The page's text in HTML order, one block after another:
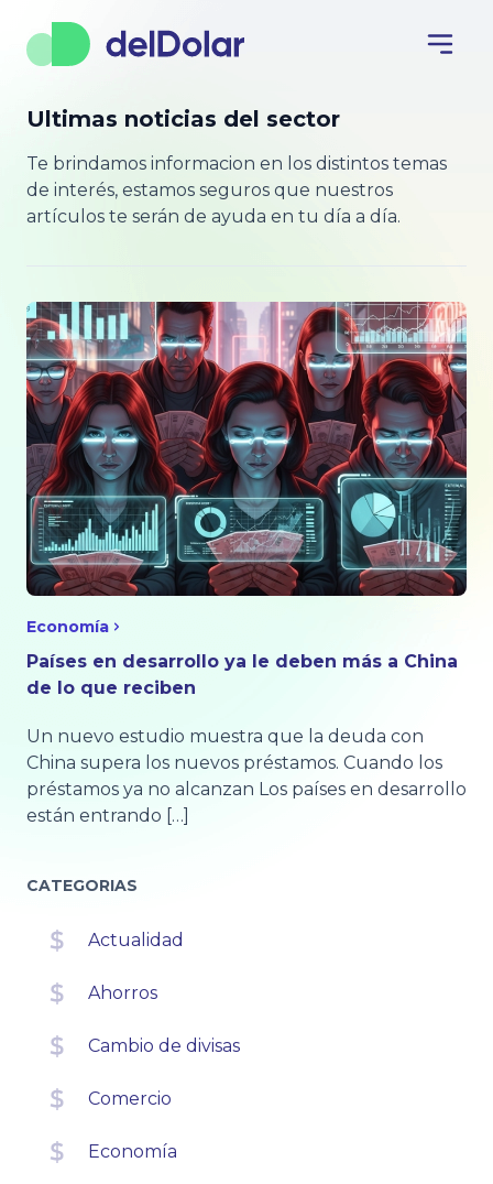
Ultimas noticias del sector
Te brindamos informacion en los distintos temas
de interés, estamos seguros que nuestros
artículos te serán de ayuda en tu día a día.
Economía
Países en desarrollo ya le deben más a China
de lo que reciben
Un nuevo estudio muestra que la deuda con
China supera los nuevos préstamos. Cuando los
préstamos ya no alcanzan Los países en desarrollo
están entrando […]
CATEGORIAS
Actualidad
Ahorros
Cambio de divisas
Comercio
Economía